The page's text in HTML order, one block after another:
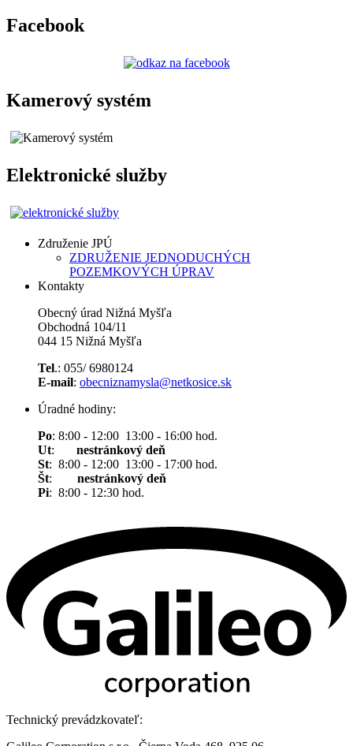
Facebook
Kamerový systém
Elektronické služby
Združenie JPÚ
ZDRUŽENIE JEDNODUCHÝCH
POZEMKOVÝCH ÚPRAV
Kontakty
Obecný úrad Nižná Myšľa
Obchodná 104/11
044 15 Nižná Myšľa
Tel.: 055/ 6980124
E-mail: obecniznamysla@netkosice.sk
Úradné hodiny:
Po: 8:00 - 12:00 13:00 - 16:00 hod.
Ut:
nestránkový deň
St: 8:00 - 12:00 13:00 - 17:00 hod.
Št: nestránkový deň
Pi: 8:00 - 12:30 hod.
Technický prevádzkovateľ: